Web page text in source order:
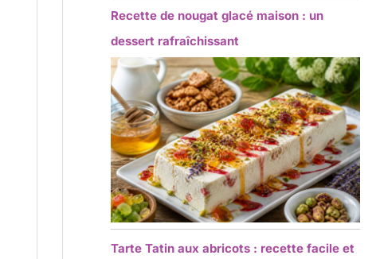
Recette de nougat glacé maison : un
dessert rafraîchissant
Tarte Tatin aux abricots : recette facile et